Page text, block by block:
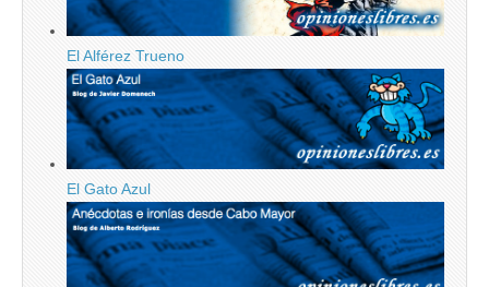
El Alférez Trueno
El Gato Azul